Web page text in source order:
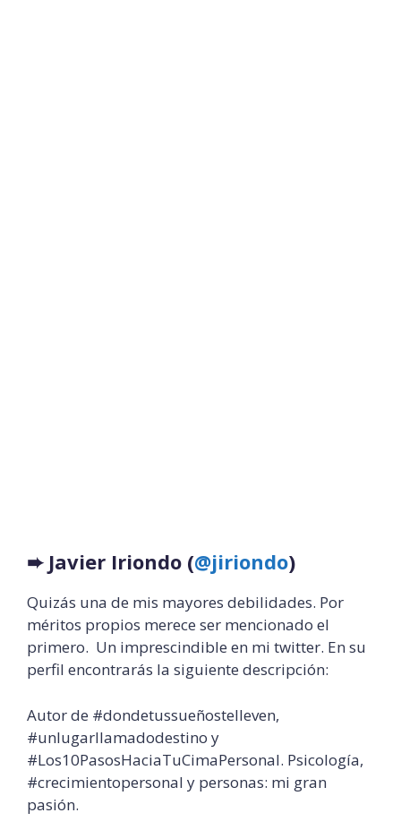
➨ Javier Iriondo (@jiriondo)
Quizás una de mis mayores debilidades. Por
méritos propios merece ser mencionado el
primero. Un imprescindible en mi twitter. En su
perfil encontrarás la siguiente descripción:
Autor de #dondetussueñostelleven,
#unlugarllamadodestino y
#Los10PasosHaciaTuCimaPersonal. Psicología,
#crecimientopersonal y personas: mi gran
pasión.